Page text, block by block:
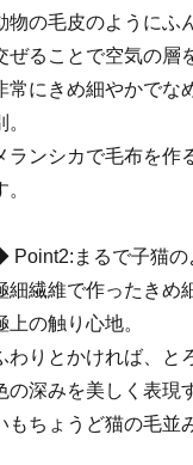
物の毛皮のようにふ
ぜることで空気の層
常にきめ細やかでな
。
ランシカで毛布を作
。
Point2:まるで子猫の
細繊維で作ったきめ
上の触り心地。
わりとかければ、と
の深みを美しく表現
もちょうど猫の毛並